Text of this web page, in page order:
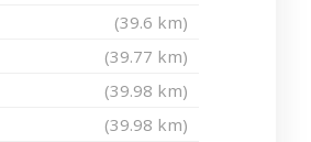
(39.6 km)
(39.77 km)
(39.98 km)
(39.98 km)